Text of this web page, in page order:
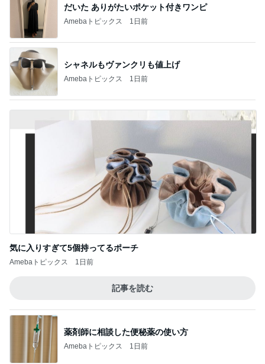
だいた ありがたいポケット付きワンピ
Amebaトピックス 1日前
シャネルもヴァンクリも値上げ
Amebaトピックス 1日前
気に入りすぎて5個持ってるポーチ
Amebaトピックス 1日前
記事を読む
薬剤師に相談した便秘薬の使い方
Amebaトピックス 1日前